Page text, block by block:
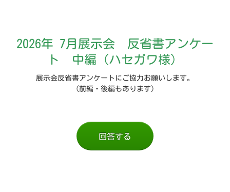
2026年 7月展示会 反省書アンケー
ト 中編（ハセガワ様）
展示会反省書アンケートにご協力お願いします。
（前編・後編もあります）
回答する